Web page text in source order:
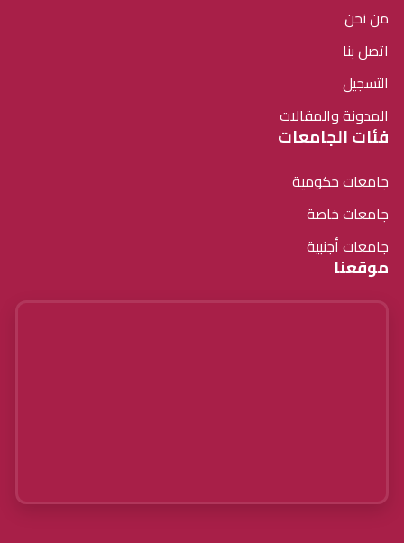
من نحن
اتصل بنا
التسجيل
المدونة والمقالات
فئات الجامعات
جامعات حكومية
جامعات خاصة
جامعات أجنبية
موقعنا